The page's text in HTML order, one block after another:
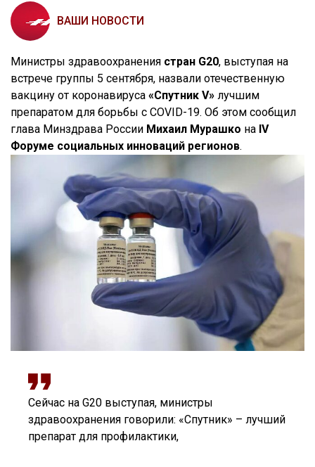
ВАШИ НОВОСТИ
Министры здравоохранения стран G20, выступая на
встрече группы 5 сентября, назвали отечественную
вакцину от коронавируса «Спутник V» лучшим
препаратом для борьбы с COVID-19. Об этом сообщил
глава Минздрава России Михаил Мурашко на IV
Форуме социальных инноваций регионов.
Сейчас на G20 выступая, министры
здравоохранения говорили: «Спутник» – лучший
препарат для профилактики,